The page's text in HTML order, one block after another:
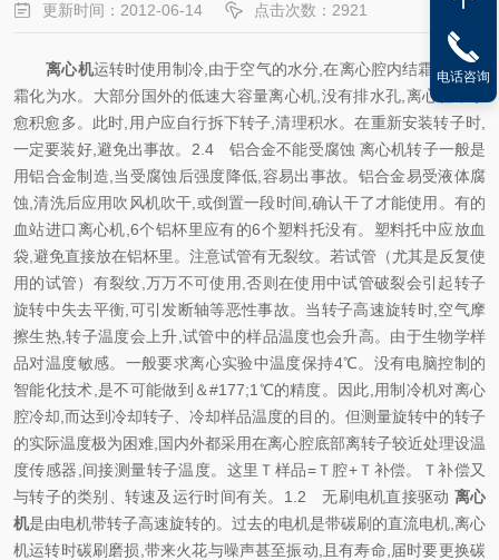
更新时间：2012-06-14 点击次数：2921
离心机运转时使用制冷, 由于空气的水分 ,在离心腔内结霜 ,停机后
霜化为水。大部分国外的低速大容量离心机 没有排水孔 离心腔中水
愈积愈多。此时 用户应自行拆下转子 ,清理积水。在重新安装转子时
一定要装好, 避免出事故。 2.4铝合金不能受腐蚀 离心机转子一般是
用铝合金制造 当受腐蚀后强度降低 容易出事故。铝合金易受液体腐
蚀 ,清洗后应用吹风机吹干 或倒置一段时间 确认干了才能使用。有的
血站进口离心机 ,6个铝杯里应有的6个塑料托没有。塑料托中应放血
袋 避免直接放在铝杯里。注意试管有无裂纹。若试管 （尤其是反复使
用的试管） 有裂纹 万万不可使用 ,否则在使用中试管破裂会引起转子
旋转中失去平衡 可引发断轴等恶性事故。当转子高速旋转时 空气摩
擦生热 转子温度会上升 试管中的样品温度也会升高。由于生物学样
品对温度敏感。一般要求离心实验中温度保持4℃。没有电脑控制的
智能化技术 是不可能做到＆#177;1℃的精度。因此 用制冷机对离心
腔冷却 而达到冷却转子、冷却样品温度的目的。但测量旋转中的转子
的实际温度极为困难 国内外都采用在离心腔底部离转子较近处理设温
度传感器 间接测量转子温度。这里Ｔ样品=Ｔ腔+Ｔ补偿。Ｔ补偿又
与转子的类别、转速及运行时间有关。 1.2 无刷电机直接驱动 离心
机是由电机带转子高速旋转的。过去的电机是带碳刷的直流电机 离心
机运转时碳刷磨损 带来火花与噪声甚至振动 且有寿命 届时要更换碳
电话咨询